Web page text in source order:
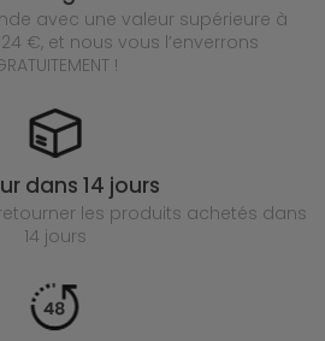
avec une valeur supérieure à
€, et nous vous l’enverrons
!
dans 14 jours
les produits achetés dans
14 jours